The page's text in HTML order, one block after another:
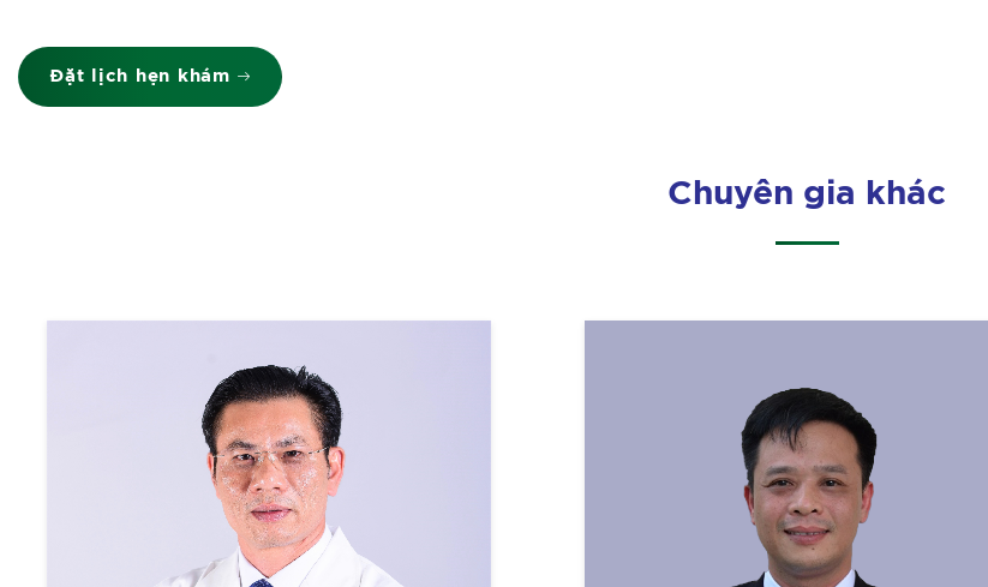
Đặt lịch hẹn khám
Chuyên gia khác